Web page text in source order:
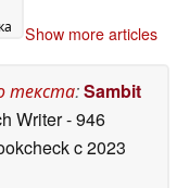
Show more articles
текста:Sambit
Writer- 946
c 2023